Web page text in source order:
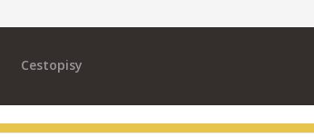
Cestopisy